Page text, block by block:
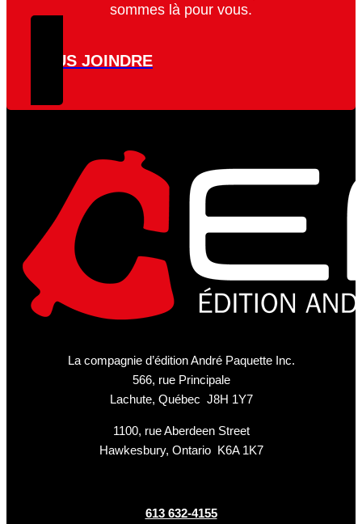
sommes là pour vous.
NOUS JOINDRE
La compagnie d’édition André Paquette Inc.
566, rue Principale
Lachute, Québec J8H 1Y7
1100, rue Aberdeen Street
Hawkesbury, Ontario K6A 1K7
613 632-4155